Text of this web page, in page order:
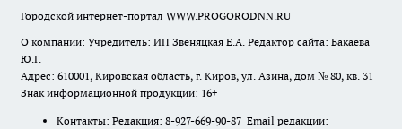
Городской интернет-портал WWW.PROGORODNN.RU
О компании: Учредитель: ИП Звеняцкая Е.А. Редактор сайта: Бакаева
Ю.Г.
Адрес: 610001, Кировская область, г. Киров, ул. Азина, дом № 80, кв. 31
Знак информационной продукции: 16+
Контакты: Редакция: 8-927-669-90-87 Email редакции: